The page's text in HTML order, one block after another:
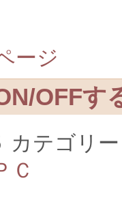
ージ
OFFす
カテゴリ
Ｃ